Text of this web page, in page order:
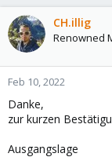
CH.illig
Renowned
Feb 10, 2022
Danke,
zur kurzen
Ausgangslage